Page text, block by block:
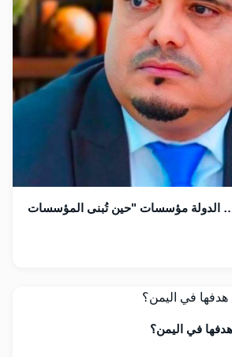
الدولة مؤسسات "حين تُبنى المؤسسات
في اليمن؟